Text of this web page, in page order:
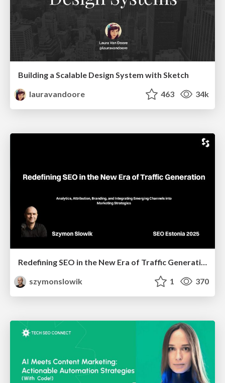
Building a Scalable Design System with Sketch
lauravandoore
463 34k
Redefining SEO in the New Era of Traffic Generation
szymonslowik
1 370